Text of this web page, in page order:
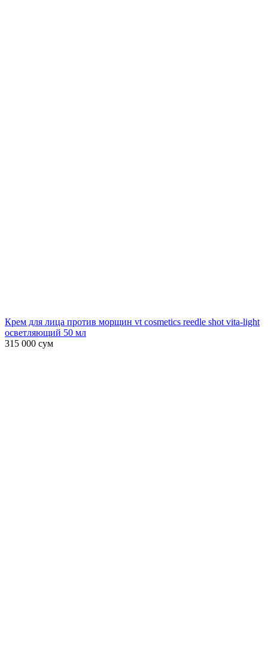
Крем для лица против морщин vt cosmetics reedle shot vita-light
осветляющий 50 мл
315 000 сум